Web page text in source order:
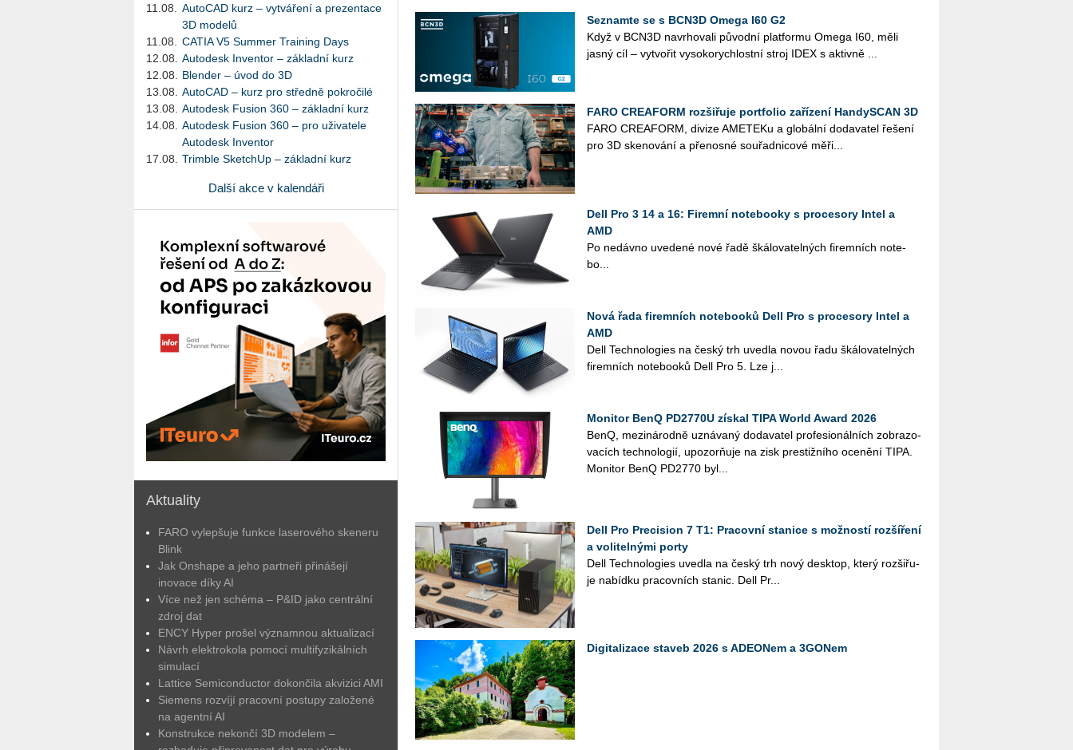
11.08.
AutoCAD kurz – vytváření a prezentace
3D modelů
11.08.
CATIA V5 Summer Training Days
12.08.
Autodesk Inventor – základní kurz
12.08.
Blender – úvod do 3D
13.08.
AutoCAD – kurz pro středně pokročilé
13.08.
Autodesk Fusion 360 – základní kurz
14.08.
Autodesk Fusion 360 – pro uživatele
Autodesk Inventor
17.08.
Trimble SketchUp – základní kurz
Další akce v kalendáři
Aktuality
FARO vylepšuje funkce laserového skeneru
Blink
Jak Onshape a jeho partneři přinášejí
inovace díky AI
Více než jen schéma – P&ID jako centrální
zdroj dat
ENCY Hyper prošel významnou aktualizací
Návrh elektrokola pomocí multifyzikálních
simulací
Lattice Semiconductor dokončila akvizici AMI
Siemens rozvíjí pracovní postupy založené
na agentní AI
Konstrukce nekončí 3D modelem –
Seznamte se s BCN3D Omega I60 G2
Když v BCN3D na­vr­ho­va­li pů­vod­ní plat­for­mu Omega I60, měli
jasný cíl – vy­tvo­řit vy­so­ko­rych­lost­ní stroj IDEX s ak­tiv­ně ...
FARO CREAFORM rozšiřuje portfolio zařízení HandySCAN 3D
FARO CRE­A­FORM, di­vi­ze AME­TE­Ku a glo­bál­ní do­da­va­tel ře­še­ní
pro 3D ske­no­vá­ní a pře­nos­né sou­řad­ni­co­vé mě­ři...
Dell Pro 3 14 a 16: Firemní notebooky s procesory Intel a
AMD
Po ne­dáv­no uve­de­né nové řadě šká­lo­va­tel­ných fi­rem­ních no­te­
bo...
Nová řada firemních notebooků Dell Pro s procesory Intel a
AMD
Dell Tech­no­lo­gies na český trh uved­la novou řadu šká­lo­va­tel­ných
fi­rem­ních no­te­boo­ků Dell Pro 5. Lze j...
Monitor BenQ PD2770U získal TIPA World Award 2026
BenQ, me­zi­ná­rod­ně uzná­va­ný do­da­va­tel pro­fe­si­o­nál­ních zob­ra­zo­
va­cích tech­no­lo­gií, upo­zorňuje na zisk pres­tiž­ní­ho oce­ně­ní TIPA.
Mo­ni­tor BenQ PD2770 byl...
Dell Pro Precision 7 T1: Pracovní stanice s možností rozšíření
a volitelnými porty
Dell Tech­no­lo­gies uved­la na český trh nový desktop, který roz­ši­řu­
je na­bíd­ku pra­cov­ních sta­nic. Dell Pr...
Digitalizace staveb 2026 s ADEONem a 3GONem